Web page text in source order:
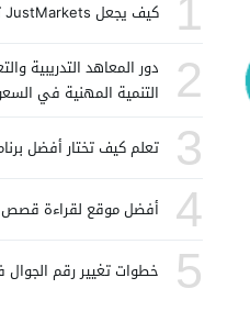
1 كيف يجعل JustMarkets تداول الفوركس أسهل وأكثر أمانًا
2
دور المعاهد التدريبية
التنمية المهنية في
3 تعلم كيف تختار أفضل
4 أفضل موقع لقراءة قصص
5 خطوات تغيير رقم